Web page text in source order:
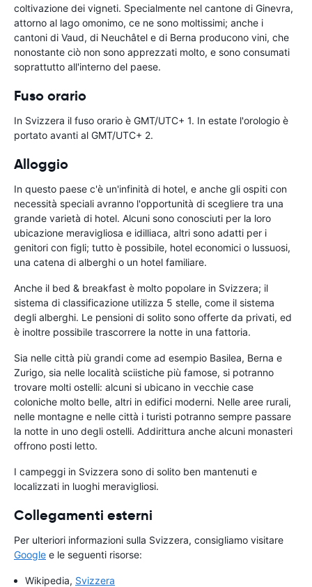
coltivazione dei vigneti. Specialmente nel cantone di Ginevra,
attorno al lago omonimo, ce ne sono moltissimi; anche i
cantoni di Vaud, di Neuchâtel e di Berna producono vini, che
nonostante ciò non sono apprezzati molto, e sono consumati
soprattutto all'interno del paese.
Fuso orario
In Svizzera il fuso orario è GMT/UTC+ 1. In estate l'orologio è
portato avanti al GMT/UTC+ 2.
Alloggio
In questo paese c'è un'infinità di hotel, e anche gli ospiti con
necessità speciali avranno l'opportunità di scegliere tra una
grande varietà di hotel. Alcuni sono conosciuti per la loro
ubicazione meravigliosa e idilliaca, altri sono adatti per i
genitori con figli; tutto è possibile, hotel economici o lussuosi,
una catena di alberghi o un hotel familiare.
Anche il bed & breakfast è molto popolare in Svizzera; il
sistema di classificazione utilizza 5 stelle, come il sistema
degli alberghi. Le pensioni di solito sono offerte da privati, ed
è inoltre possibile trascorrere la notte in una fattoria.
Sia nelle città più grandi come ad esempio Basilea, Berna e
Zurigo, sia nelle località sciistiche più famose, si potranno
trovare molti ostelli: alcuni si ubicano in vecchie case
coloniche molto belle, altri in edifici moderni. Nelle aree rurali,
nelle montagne e nelle città i turisti potranno sempre passare
la notte in uno degli ostelli. Addirittura anche alcuni monasteri
offrono posti letto.
I campeggi in Svizzera sono di solito ben mantenuti e
localizzati in luoghi meravigliosi.
Collegamenti esterni
Per ulteriori informazioni sulla Svizzera, consigliamo visitare
Google e le seguenti risorse:
Wikipedia, Svizzera